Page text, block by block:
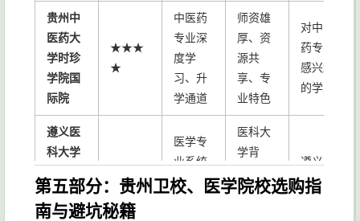
贵州中
医药大
学时珍
学院国
际院
★★★
★
中医药
专业深
度学
习、升
学通道
师资雄
厚、资
源共
享、专
业特色
对中医
药专业
感兴趣
的学生
遵义医
科大学
技学院
继续教
★
医学专
业系统
学习、
医科大
学背
业齐
遵义及
周边地
第五部分：贵州卫校、医学院校选购指
南与避坑秘籍